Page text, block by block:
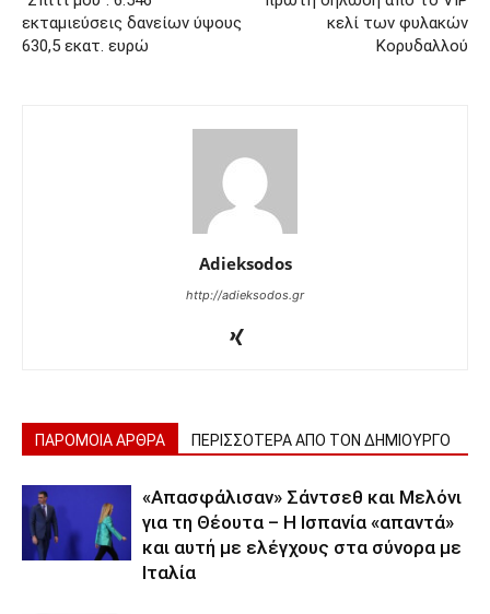
εκταμιεύσεις δανείων ύψους
630,5 εκατ. ευρώ
κελί των φυλακών
Κορυδαλλού
Adieksodos
http://adieksodos.gr
ΠΑΡΟΜΟΙΑ ΑΡΘΡΑ ΠΕΡΙΣΣΟΤΕΡΑ ΑΠΟ ΤΟΝ ΔΗΜΙΟΥΡΓΟ
«Απασφάλισαν» Σάντσεθ και Μελόνι
για τη Θέουτα – Η Ισπανία «απαντά»
και αυτή με ελέγχους στα σύνορα με
Ιταλία